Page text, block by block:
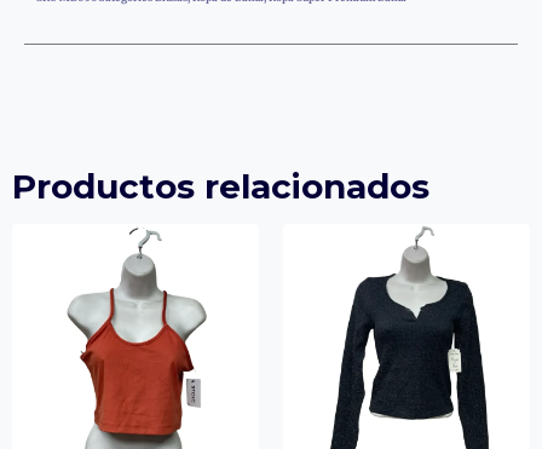
Productos relacionados